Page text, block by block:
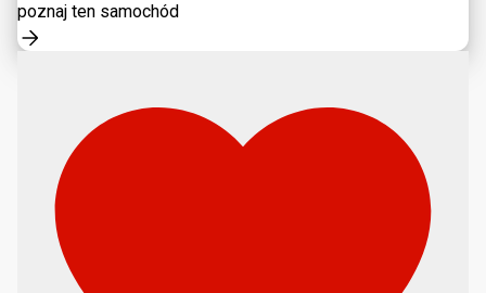
poznaj ten samochód